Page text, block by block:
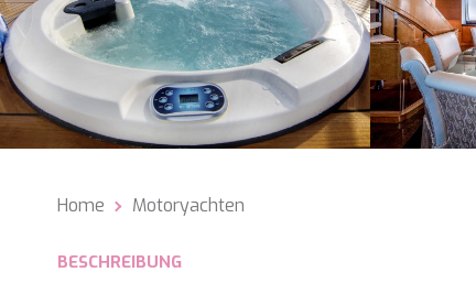
Home Motoryachten
BESCHREIBUNG
dass